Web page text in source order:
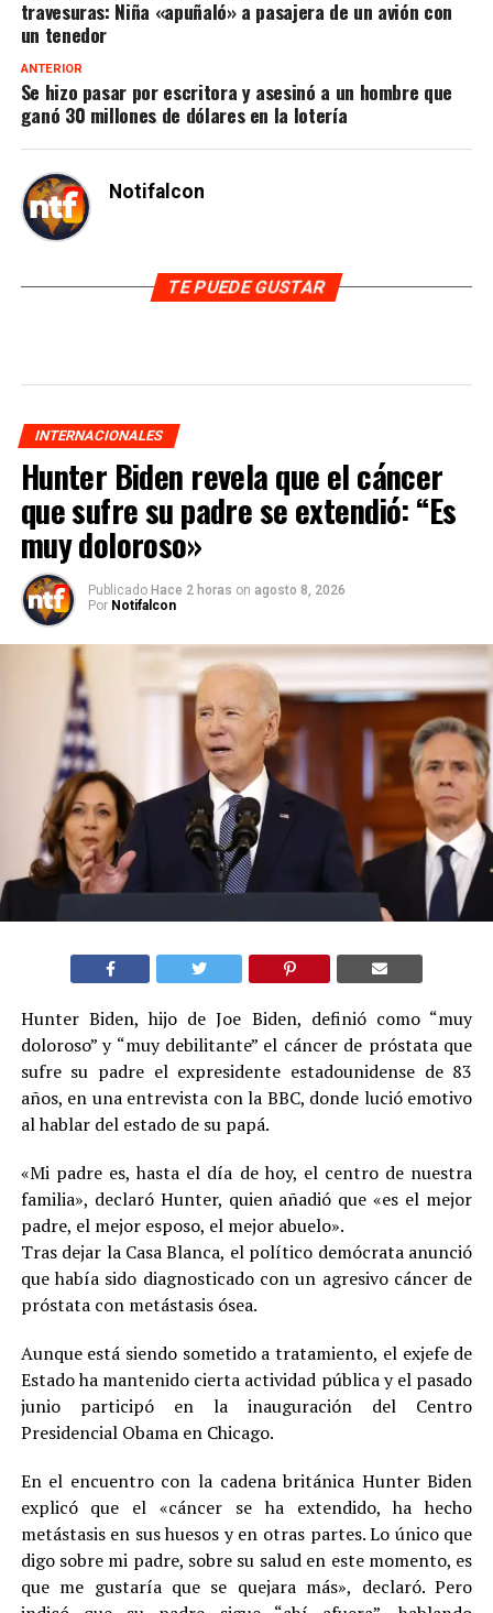
travesuras: Niña «apuñaló» a pasajera de un avión con
un tenedor
ANTERIOR
Se hizo pasar por escritora y asesinó a un hombre que
ganó 30 millones de dólares en la lotería
Notifalcon
TE PUEDE GUSTAR
INTERNACIONALES
Hunter Biden revela que el cáncer
que sufre su padre se extendió: “Es
muy doloroso»
Publicado Hace 2 horas on agosto 8, 2026
Por Notifalcon
Hunter Biden, hijo de Joe Biden, definió como “muy
doloroso” y “muy debilitante” el cáncer de próstata que
sufre su padre el expresidente estadounidense de 83
años, en una entrevista con la BBC, donde lució emotivo
al hablar del estado de su papá.
«Mi padre es, hasta el día de hoy, el centro de nuestra
familia», declaró Hunter, quien añadió que «es el mejor
padre, el mejor esposo, el mejor abuelo».
Tras dejar la Casa Blanca, el político demócrata anunció
que había sido diagnosticado con un agresivo cáncer de
próstata con metástasis ósea.
Aunque está siendo sometido a tratamiento, el exjefe de
Estado ha mantenido cierta actividad pública y el pasado
junio participó en la inauguración del Centro
Presidencial Obama en Chicago.
En el encuentro con la cadena británica Hunter Biden
explicó que el «cáncer se ha extendido, ha hecho
metástasis en sus huesos y en otras partes. Lo único que
digo sobre mi padre, sobre su salud en este momento, es
que me gustaría que se quejara más», declaró. Pero